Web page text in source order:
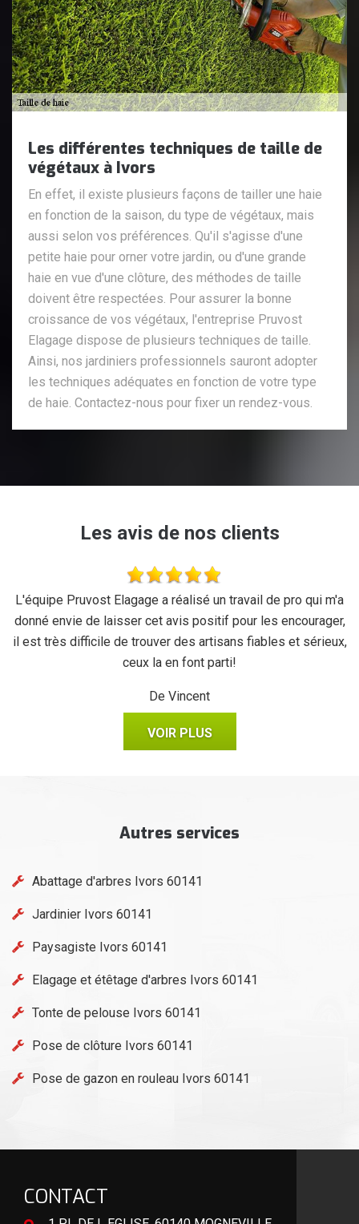
Les différentes techniques de taille de
végétaux à Ivors
En effet, il existe plusieurs façons de tailler une haie
en fonction de la saison, du type de végétaux, mais
aussi selon vos préférences. Qu'il s'agisse d'une
petite haie pour orner votre jardin, ou d'une grande
haie en vue d'une clôture, des méthodes de taille
doivent être respectées. Pour assurer la bonne
croissance de vos végétaux, l'entreprise Pruvost
Elagage dispose de plusieurs techniques de taille.
Ainsi, nos jardiniers professionnels sauront adopter
les techniques adéquates en fonction de votre type
de haie. Contactez-nous pour fixer un rendez-vous.
Les avis de nos clients
L'équipe Pruvost Elagage a réalisé un travail de pro qui m'a
donné envie de laisser cet avis positif pour les encourager,
il est très difficile de trouver des artisans fiables et sérieux,
ceux la en font parti!
De Vincent
VOIR PLUS
Autres services
Abattage d'arbres Ivors 60141
Jardinier Ivors 60141
Paysagiste Ivors 60141
Elagage et étêtage d'arbres Ivors 60141
Tonte de pelouse Ivors 60141
Pose de clôture Ivors 60141
Pose de gazon en rouleau Ivors 60141
CONTACT